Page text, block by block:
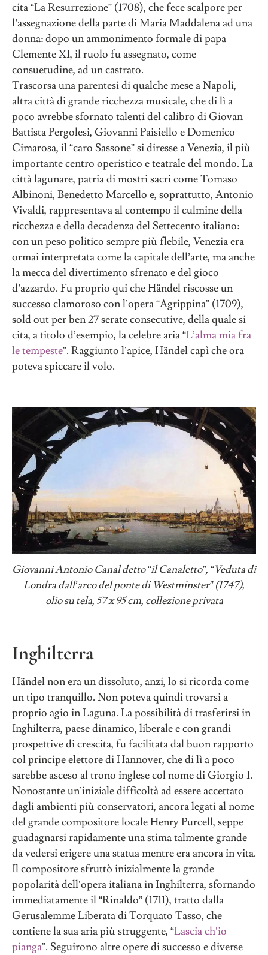
cita “La Resurrezione” (1708), che fece scalpore per
l’assegnazione della parte di Maria Maddalena ad una
donna: dopo un ammonimento formale di papa
Clemente XI, il ruolo fu assegnato, come
consuetudine, ad un castrato.
Trascorsa una parentesi di qualche mese a Napoli,
altra città di grande ricchezza musicale, che di lì a
poco avrebbe sfornato talenti del calibro di Giovan
Battista Pergolesi, Giovanni Paisiello e Domenico
Cimarosa, il “caro Sassone” si diresse a Venezia, il più
importante centro operistico e teatrale del mondo. La
città lagunare, patria di mostri sacri come Tomaso
Albinoni, Benedetto Marcello e, soprattutto, Antonio
Vivaldi, rappresentava al contempo il culmine della
ricchezza e della decadenza del Settecento italiano:
con un peso politico sempre più flebile, Venezia era
ormai interpretata come la capitale dell’arte, ma anche
la mecca del divertimento sfrenato e del gioco
d’azzardo. Fu proprio qui che Händel riscosse un
successo clamoroso con l’opera “Agrippina” (1709),
sold out per ben 27 serate consecutive, della quale si
cita, a titolo d’esempio, la celebre aria “L’alma mia fra
le tempeste”. Raggiunto l’apice, Händel capì che ora
poteva spiccare il volo.
Giovanni Antonio Canal detto“il Canaletto”, “Veduta di
Londra dall’arco del ponte di Westminster”(1747),
olio su tela, 57 x 95 cm, collezione privata
Inghilterra
Händel non era un dissoluto, anzi, lo si ricorda come
un tipo tranquillo. Non poteva quindi trovarsi a
proprio agio in Laguna. La possibilità di trasferirsi in
Inghilterra, paese dinamico, liberale e con grandi
prospettive di crescita, fu facilitata dal buon rapporto
col principe elettore di Hannover, che di lì a poco
sarebbe asceso al trono inglese col nome di Giorgio I.
Nonostante un’iniziale difficoltà ad essere accettato
dagli ambienti più conservatori, ancora legati al nome
del grande compositore locale Henry Purcell, seppe
guadagnarsi rapidamente una stima talmente grande
da vedersi erigere una statua mentre era ancora in vita.
Il compositore sfruttò inizialmente la grande
popolarità dell’opera italiana in Inghilterra, sfornando
immediatamente il “Rinaldo” (1711), tratto dalla
Gerusalemme Liberata di Torquato Tasso, che
contiene la sua aria più struggente, “Lascia ch’io
pianga”. Seguirono altre opere di successo e diverse